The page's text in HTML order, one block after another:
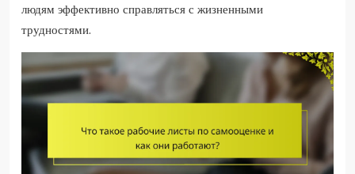
людям эффективно справляться с жизненными
трудностями.